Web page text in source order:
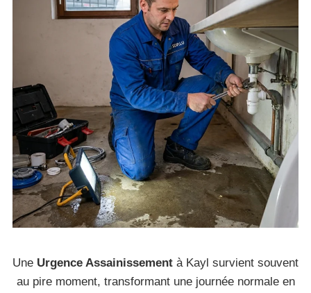
Une Urgence Assainissement à Kayl survient souvent
au pire moment, transformant une journée normale en